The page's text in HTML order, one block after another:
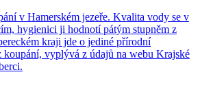
v Hamerském jezeře. Kvalita vody se v
hygienici ji hodnotí pátým stupněm z
kraji jde o jediné přírodní
koupání, vyplývá z údajů na webu Krajské